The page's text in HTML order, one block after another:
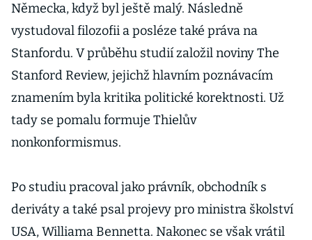
Německa, když byl ještě malý. Následně
vystudoval filozofii a posléze také práva na
Stanfordu. V průběhu studií založil noviny The
Stanford Review, jejichž hlavním poznávacím
znamením byla kritika politické korektnosti. Už
tady se pomalu formuje Thielův
nonkonformismus.
Po studiu pracoval jako právník, obchodník s
deriváty a také psal projevy pro ministra školství
USA, Williama Bennetta. Nakonec se však vrátil